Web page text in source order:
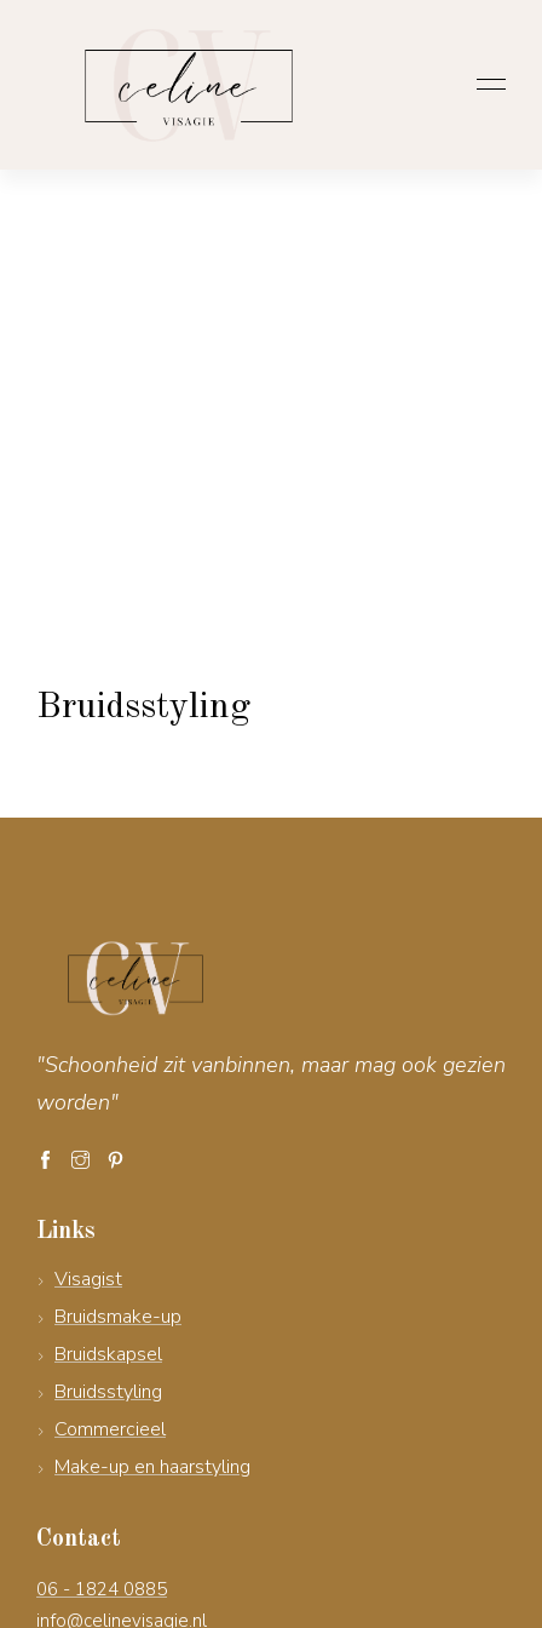
Bruidsstyling
"Schoonheid zit vanbinnen, maar mag ook gezien
worden"
Links
Visagist
Bruidsmake-up
Bruidskapsel
Bruidsstyling
Commercieel
Make-up en haarstyling
Contact
06 - 1824 0885
info@celinevisagie.nl